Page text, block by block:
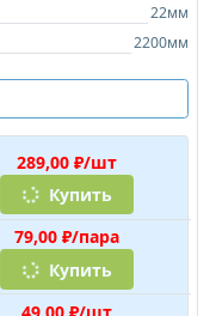
22мм
2200мм
289,00 ₽/шт
Купить
79,00 ₽/пара
Купить